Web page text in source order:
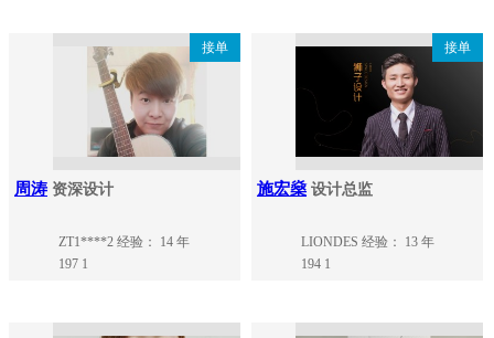
接单
周涛 资深设计
ZT1****2 经验： 14 年
197 1
接单
施宏燊 设计总监
LIONDES 经验： 13 年
194 1